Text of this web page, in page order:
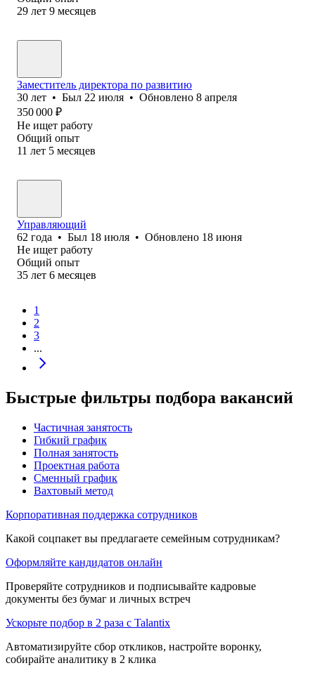
29 лет 9 месяцев
Заместитель директора по развитию
30 лет • Был 22 июля • Обновлено 8 апреля
350 000 ₽
Не ищет работу
Общий опыт
11 лет 5 месяцев
Управляющий
62 года • Был 18 июля • Обновлено 18 июня
Не ищет работу
Общий опыт
35 лет 6 месяцев
1
2
3
...
Быстрые фильтры подбора вакансий
Частичная занятость
Гибкий график
Полная занятость
Проектная работа
Сменный график
Вахтовый метод
Корпоративная поддержка сотрудников
Какой соцпакет вы предлагаете семейным сотрудникам?
Оформляйте кандидатов онлайн
Проверяйте сотрудников и подписывайте кадровые
документы без бумаг и личных встреч
Ускорьте подбор в 2 раза с Talantix
Автоматизируйте сбор откликов, настройте воронку,
собирайте аналитику в 2 клика